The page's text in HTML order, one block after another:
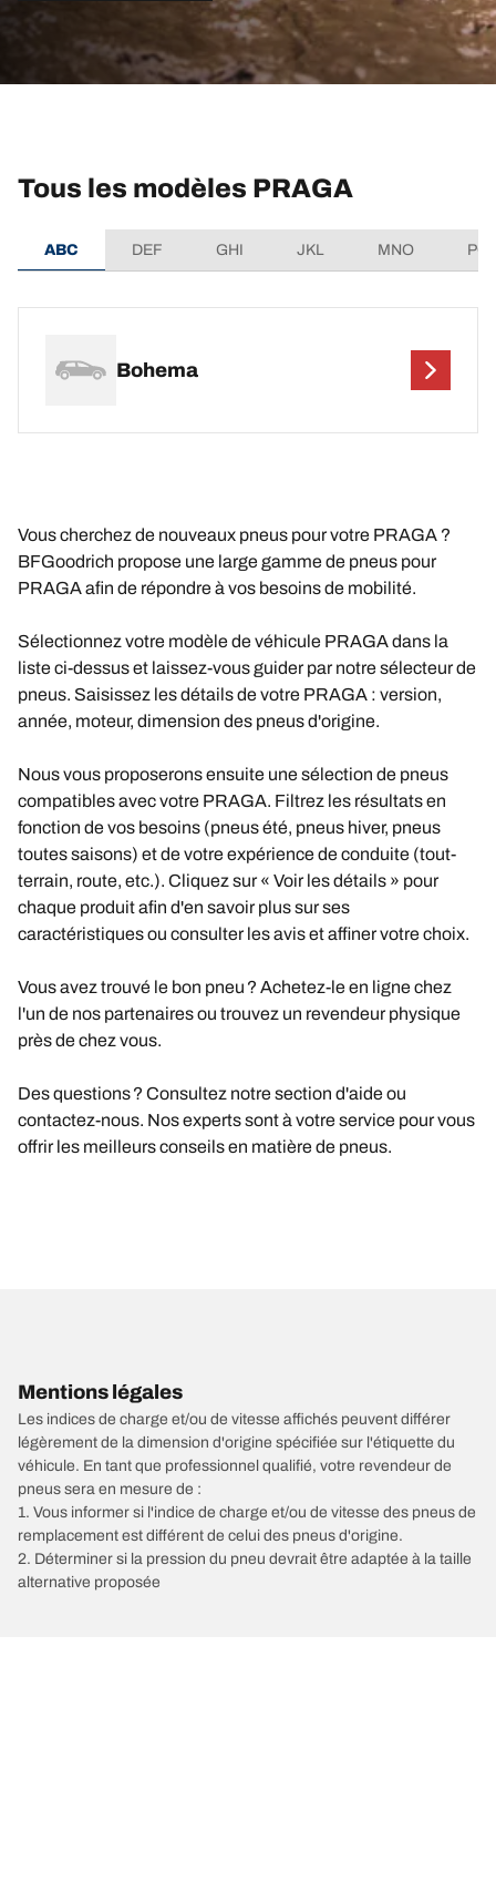
Tous les modèles PRAGA
ABC DEF GHI JKL MNO
Bohema
Vous cherchez de nouveaux pneus pour votre PRAGA ?
BFGoodrich propose une large gamme de pneus pour
PRAGA afin de répondre à vos besoins de mobilité.
Sélectionnez votre modèle de véhicule PRAGA dans la
liste ci-dessus et laissez-vous guider par notre sélecteur de
pneus. Saisissez les détails de votre PRAGA : version,
année, moteur, dimension des pneus d'origine.
Nous vous proposerons ensuite une sélection de pneus
compatibles avec votre PRAGA. Filtrez les résultats en
fonction de vos besoins (pneus été, pneus hiver, pneus
toutes saisons) et de votre expérience de conduite (tout-
terrain, route, etc.). Cliquez sur « Voir les détails » pour
chaque produit afin d'en savoir plus sur ses
caractéristiques ou consulter les avis et affiner votre choix.
Vous avez trouvé le bon pneu ? Achetez-le en ligne chez
l'un de nos partenaires ou trouvez un revendeur physique
près de chez vous.
Des questions ? Consultez notre section d'aide ou
contactez-nous. Nos experts sont à votre service pour vous
offrir les meilleurs conseils en matière de pneus.
Mentions légales
Les indices de charge et/ou de vitesse affichés peuvent différer
légèrement de la dimension d'origine spécifiée sur l'étiquette du
véhicule. En tant que professionnel qualifié, votre revendeur de
pneus sera en mesure de :
1. Vous informer si l'indice de charge et/ou de vitesse des pneus de
remplacement est différent de celui des pneus d'origine.
2. Déterminer si la pression du pneu devrait être adaptée à la taille
alternative proposée